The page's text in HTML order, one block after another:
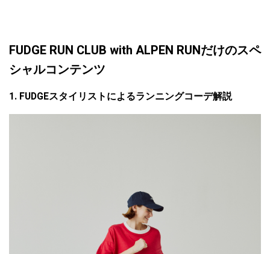
FUDGE RUN CLUB with ALPEN RUNだけのスペ
シャルコンテンツ
1. FUDGEスタイリストによるランニングコーデ解説